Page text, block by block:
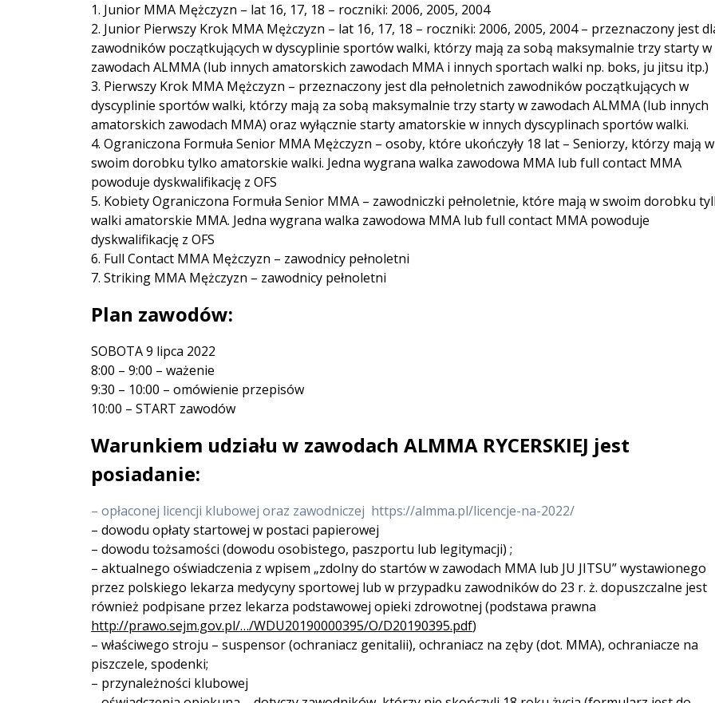
1. Junior MMA Mężczyzn – lat 16, 17, 18 – roczniki: 2006, 2005, 2004
2. Junior Pierwszy Krok MMA Mężczyzn – lat 16, 17, 18 – roczniki: 2006, 2005, 2004 – przeznaczony jest
zawodników początkujących w dyscyplinie sportów walki, którzy mają za sobą maksymalnie trzy starty w
zawodach ALMMA (lub innych amatorskich zawodach MMA i innych sportach walki np. boks, ju jitsu itp.)
3. Pierwszy Krok MMA Mężczyzn – przeznaczony jest dla pełnoletnich zawodników początkujących w
dyscyplinie sportów walki, którzy mają za sobą maksymalnie trzy starty w zawodach ALMMA (lub innych
amatorskich zawodach MMA) oraz wyłącznie starty amatorskie w innych dyscyplinach sportów walki.
4. Ograniczona Formuła Senior MMA Mężczyzn – osoby, które ukończyły 18 lat – Seniorzy, którzy mają w
swoim dorobku tylko amatorskie walki. Jedna wygrana walka zawodowa MMA lub full contact MMA
powoduje dyskwalifikację z OFS
5. Kobiety Ograniczona Formuła Senior MMA – zawodniczki pełnoletnie, które mają w swoim dorobku
walki amatorskie MMA. Jedna wygrana walka zawodowa MMA lub full contact MMA powoduje
dyskwalifikację z OFS
6. Full Contact MMA Mężczyzn – zawodnicy pełnoletni
7. Striking MMA Mężczyzn – zawodnicy pełnoletni
Plan zawodów:
SOBOTA 9 lipca 2022
8:00 – 9:00 – ważenie
9:30 – 10:00 – omówienie przepisów
10:00 – START zawodów
Warunkiem udziału w zawodach ALMMA RYCERSKIEJ jest
posiadanie:
– opłaconej licencji klubowej oraz zawodniczej https://almma.pl/licencje-na-2022/
– dowodu opłaty startowej w postaci papierowej
– dowodu tożsamości (dowodu osobistego, paszportu lub legitymacji) ;
– aktualnego oświadczenia z wpisem „zdolny do startów w zawodach MMA lub JU JITSU” wystawionego
przez polskiego lekarza medycyny sportowej lub w przypadku zawodników do 23 r. ż. dopuszczalne jest
również podpisane przez lekarza podstawowej opieki zdrowotnej (podstawa prawna
http://prawo.sejm.gov.pl/…/WDU20190000395/O/D20190395.pdf)
– właściwego stroju – suspensor (ochraniacz genitalii), ochraniacz na zęby (dot. MMA), ochraniacze na
piszczele, spodenki;
– przynależności klubowej